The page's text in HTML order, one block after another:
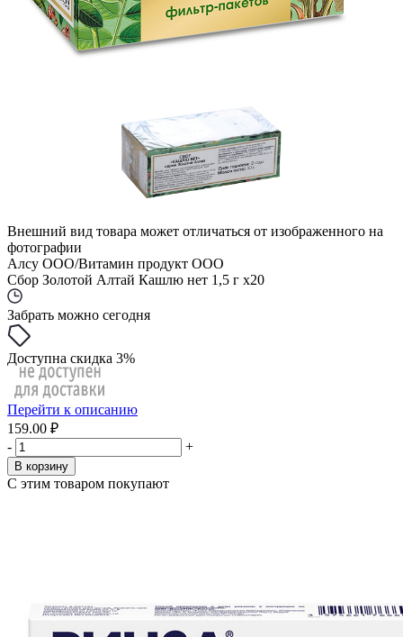
Внешний вид товара может отличаться от изображенного на
фотографии
Алсу ООО/Витамин продукт ООО
Сбор Золотой Алтай Кашлю нет 1,5 г x20
Забрать можно сегодня
Доступна скидка 3%
Перейти к описанию
159.00 ₽
-
+
В корзину
С этим товаром покупают